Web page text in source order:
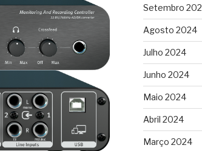
Setembro
Agosto 2024
Julho 2024
Junho 2024
Maio 2024
Abril 2024
Março 2024